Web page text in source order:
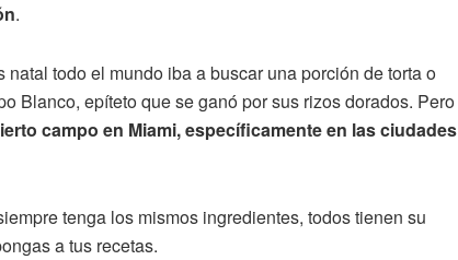
.
todo el mundo iba a buscar una porción de torta o
Blanco, epíteto que se ganó por sus rizos dorados. Pero
campo en Miami, específicamente en las ciudades
tenga los mismos ingredientes, todos tienen su
a tus recetas.